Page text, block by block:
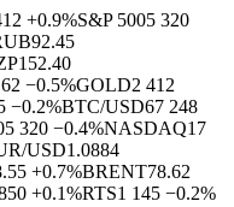
+0.9%S&P 5005 320
92.45
152.40
−0.5%GOLD2 412
−0.2%BTC/USD67 248
5 320 −0.4%NASDAQ17
USD1.0884
+0.7%BRENT78.62
+0.1%RTS1 145 −0.2%